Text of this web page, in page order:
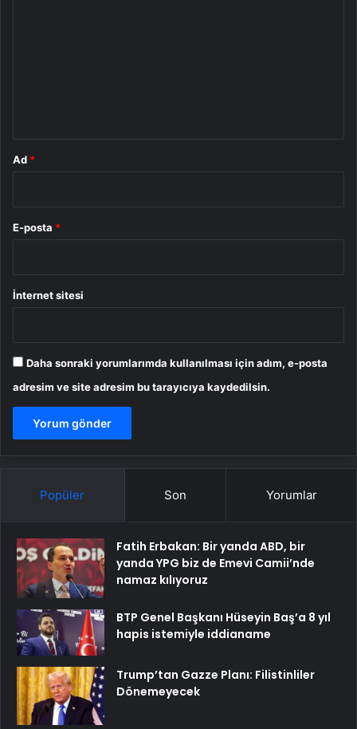
Ad *
E-posta *
İnternet sitesi
Daha sonraki yorumlarımda kullanılması için adım, e-posta
adresim ve site adresim bu tarayıcıya kaydedilsin.
Popüler Son Yorumlar
Fatih Erbakan: Bir yanda ABD, bir
yanda YPG biz de Emevi Camii’nde
namaz kılıyoruz
BTP Genel Başkanı Hüseyin Baş’a 8 yıl
hapis istemiyle iddianame
Trump’tan Gazze Planı: Filistinliler
Dönemeyecek